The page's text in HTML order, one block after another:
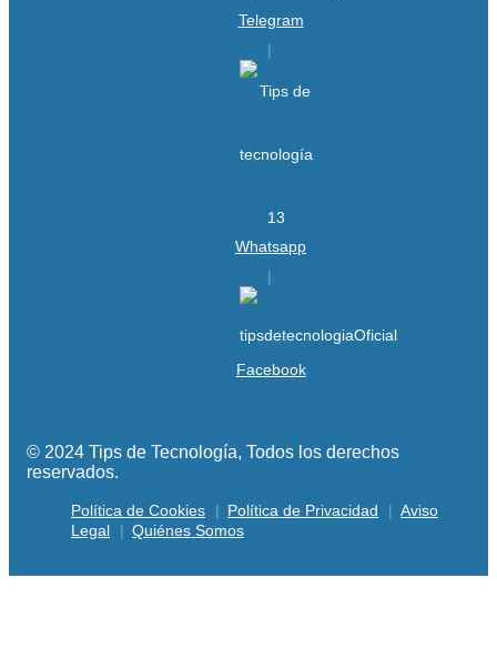
Telegram
Whatsapp
Facebook
© 2024 Tips de Tecnología, Todos los derechos
reservados.
Política de Cookies Política de Privacidad
Aviso
Legal
Quiénes Somos